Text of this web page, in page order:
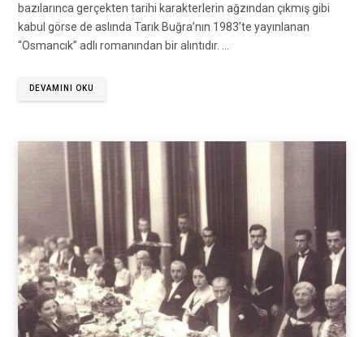
bazılarınca gerçekten tarihi karakterlerin ağzından çıkmış gibi
kabul görse de aslında Tarık Buğra’nın 1983’te yayınlanan
“Osmancık” adlı romanından bir alıntıdır. …
DEVAMINI OKU